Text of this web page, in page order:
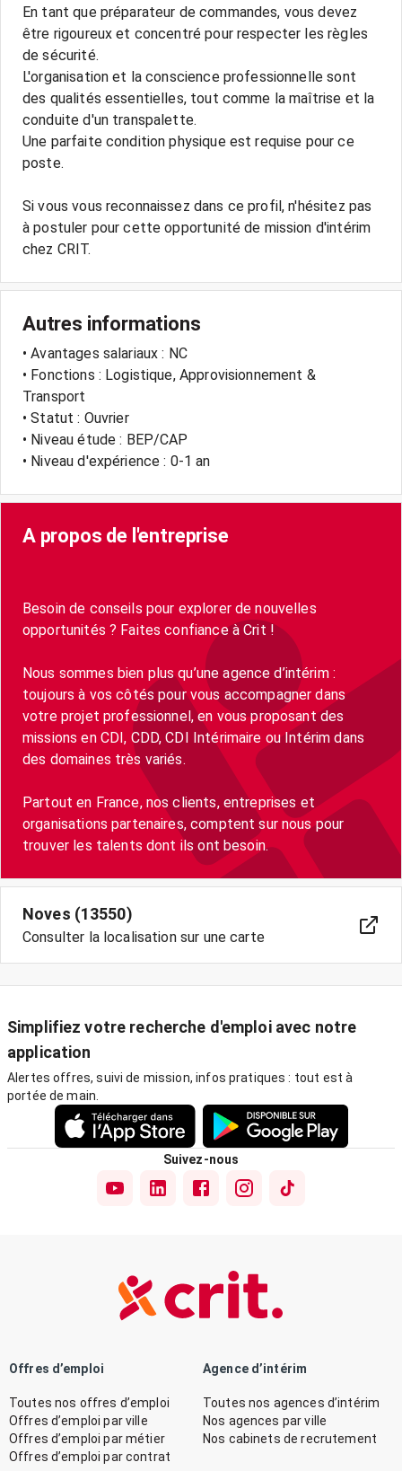
En tant que préparateur de commandes, vous devez
être rigoureux et concentré pour respecter les règles
de sécurité.
L'organisation et la conscience professionnelle sont
des qualités essentielles, tout comme la maîtrise et la
conduite d'un transpalette.
Une parfaite condition physique est requise pour ce
poste.
Si vous vous reconnaissez dans ce profil, n'hésitez pas
à postuler pour cette opportunité de mission d'intérim
Autres informations
• Avantages salariaux : NC
• Fonctions : Logistique, Approvisionnement &
Transport
• Statut : Ouvrier
• Niveau étude : BEP/CAP
• Niveau d'expérience : 0-1 an
A propos de l'entreprise
Besoin de conseils pour explorer de nouvelles
opportunités ? Faites confiance à Crit !
Nous sommes bien plus qu’une agence d’intérim :
toujours à vos côtés pour vous accompagner dans
votre projet professionnel, en vous proposant des
missions en CDI, CDD, CDI Intérimaire ou Intérim dans
des domaines très variés.
Partout en France, nos clients, entreprises et
organisations partenaires, comptent sur nous pour
trouver les talents dont ils ont besoin.
Noves (13550)
Consulter la localisation sur une carte
Simplifiez votre recherche d'emploi avec notre
application
Alertes offres, suivi de mission, infos pratiques : tout est à
portée de main.
Suivez-nous
Offres d’emploi
Toutes nos offres d’emploi
Offres d’emploi par ville
Offres d’emploi par métier
Offres d’emploi par contrat
Agence d’intérim
Toutes nos agences d’intérim
Nos agences par ville
Nos cabinets de recrutement